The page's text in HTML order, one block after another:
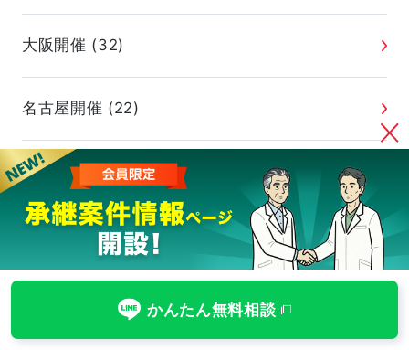
大阪開催 (32)
名古屋開催 (22)
オンライン (2)
かんたん無料相談